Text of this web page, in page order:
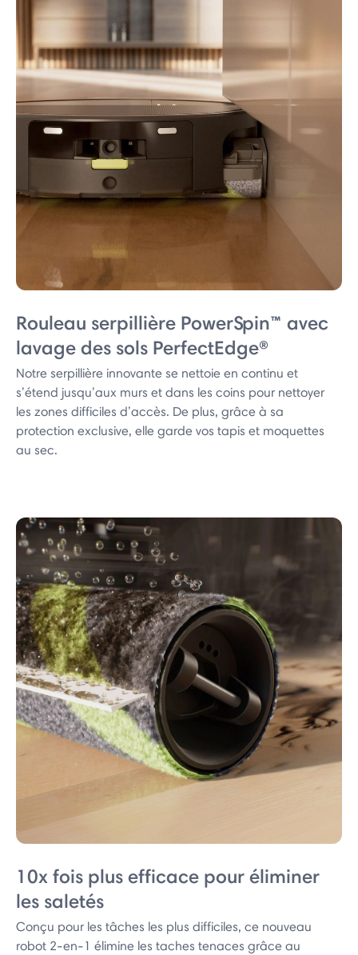
Rouleau serpillière PowerSpin™ avec
lavage des sols PerfectEdge®
Notre serpillière innovante se nettoie en continu et
s’étend jusqu’aux murs et dans les coins pour nettoyer
les zones difficiles d’accès. De plus, grâce à sa
protection exclusive, elle garde vos tapis et moquettes
au sec.
10x fois plus efficace pour éliminer
les saletés
Conçu pour les tâches les plus difficiles, ce nouveau
robot 2-en-1 élimine les taches tenaces grâce au